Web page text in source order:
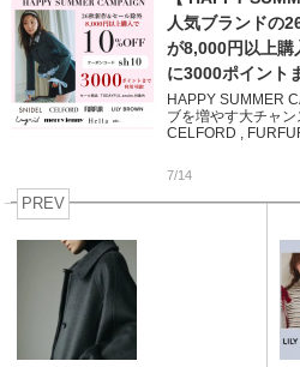
人気ブランドの
が8,000円以上
に3000ポイント
HAPPY SUMMER
ブを増やす大チャン
CELFORD ,
7/14
PREV